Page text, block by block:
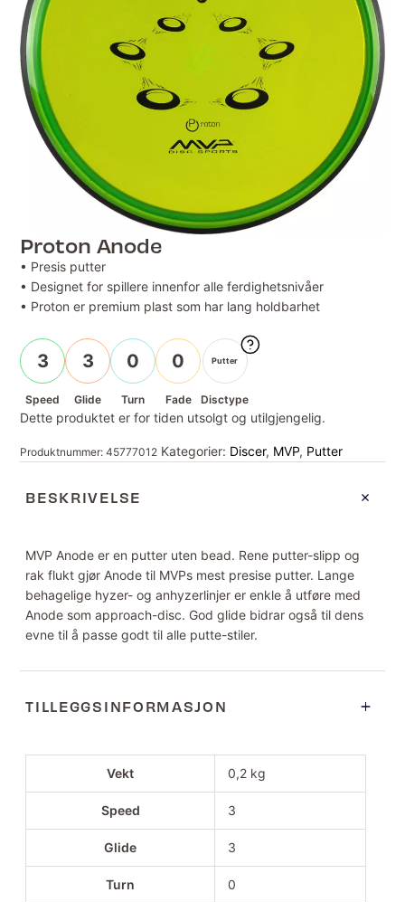
Proton Anode
• Presis putter
• Designet for spillere innenfor alle ferdighetsnivåer
• Proton er premium plast som har lang holdbarhet
3
Speed
3
Glide
0
Turn
0
Fade
Putter
Disctype
Dette produktet er for tiden utsolgt og utilgjengelig.
Produktnummer:45777012 Kategorier: Discer, MVP, Putter
BESKRIVELSE
MVP Anode er en putter uten bead. Rene putter-slipp og
rak flukt gjør Anode til MVPs mest presise putter. Lange
behagelige hyzer- og anhyzerlinjer er enkle å utføre med
Anode som approach-disc. God glide bidrar også til dens
evne til å passe godt til alle putte-stiler.
TILLEGGSINFORMASJON
Vekt 0,2 kg
Speed 3
Glide 3
Turn 0